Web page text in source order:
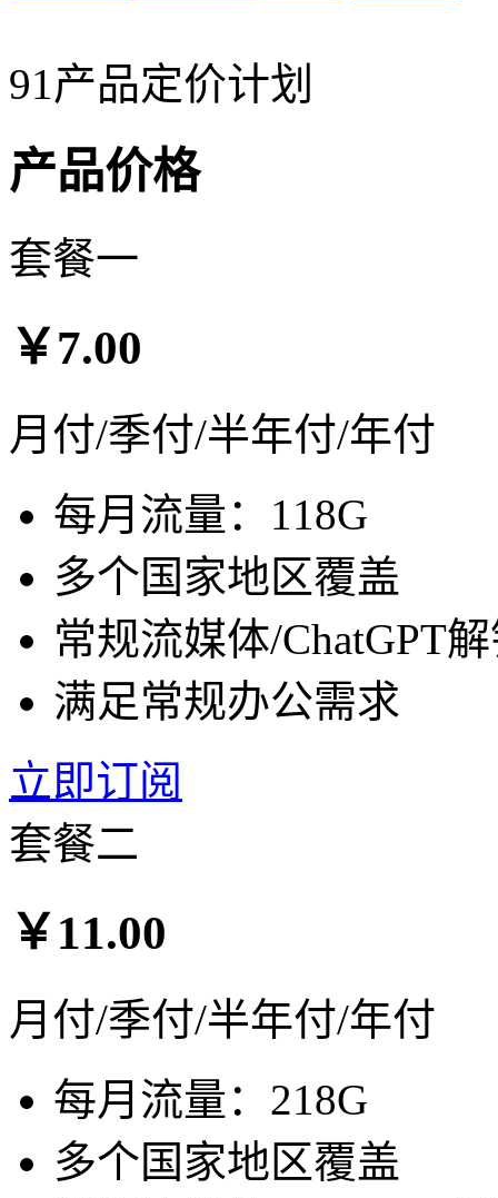
91产品定价计划
产品价格
套餐一
￥7.00
月付/季付/半年付/年付
每月流量：118G
多个国家地区覆盖
常规流媒体/ChatGPT
满足常规办公需求
立即订阅
套餐二
￥11.00
月付/季付/半年付/年付
每月流量：218G
多个国家地区覆盖